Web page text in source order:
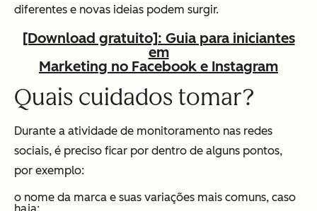
diferentes e novas ideias podem surgir.
[Download gratuito]: Guia para iniciantes
em
Marketing no Facebook e Instagram
Quais cuidados tomar?
Durante a atividade de monitoramento nas redes
sociais, é preciso ficar por dentro de alguns pontos,
por exemplo:
o nome da marca e suas variações mais comuns, caso